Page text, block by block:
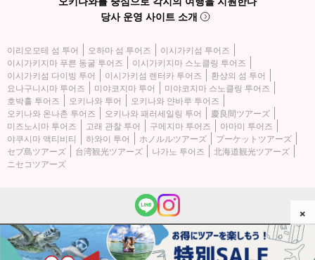
당사 운영 사이트 소개
이리오모테 섬 투어 오하마 섬 투어즈
이시가키섬 투어즈
이시가키지마 푸른 동굴 투어즈
이시가키지마 스노클링 투어즈
이시가키섬 다이빙 투어
이시가키섬 렌터카 투어즈
환상의 섬 투어
요나구니시마 투어즈
미야코지마 투어
미야코지마 스노클링 투어즈
호박홀 투어즈
오키나와 투어
오키나와 얀바루 투어즈
오키나와 온나촌 투어즈
오키나와 패러세일링 투어
慶良間ツアーズ
미즈노시마 투어즈
고래 관찰 투어 구메지마 투어즈
아마미 투어즈
야쿠시마 액티비티
하와이 투어 ホノルルツアーズ
プーケットツアーズ
セブ島ツアーズ
台湾観光ツアーズ 나가노 투어즈
北海道観光ツアーズ
ニセコツアーズ
(c) 2026 이리오모테 섬 투어즈 All Rights Reserved.
×